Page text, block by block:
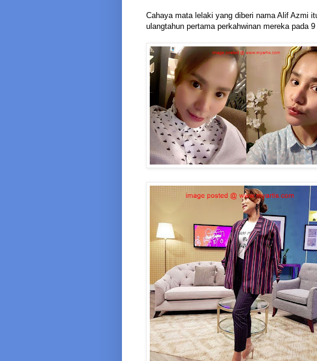
Cahaya mata lelaki yang diberi nama Alif Azmi
ulangtahun pertama perkahwinan mereka pada 9